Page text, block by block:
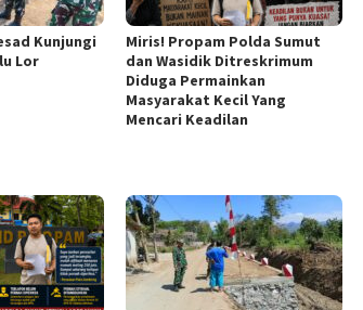
Kunjungi
Lor
Miris! Propam Polda Sumut
dan Wasidik Ditreskrimum
Diduga Permainkan
Masyarakat Kecil Yang
Mencari Keadilan